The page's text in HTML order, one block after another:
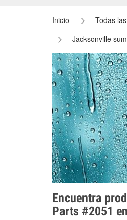
Inicio Todas
Jacksonville
Encuentra
Parts #2051